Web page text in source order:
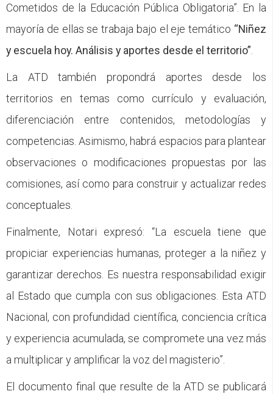
Cometidos de la Educación Pública Obligatoria”. En la
mayoría de ellas se trabaja bajo el eje temático “Niñez
y escuela hoy. Análisis y aportes desde el territorio”
La ATD también propondrá aportes desde los
territorios en temas como currículo y evaluación,
diferenciación entre contenidos, metodologías y
competencias. Asimismo, habrá espacios para plantear
observaciones o modificaciones propuestas por las
comisiones, así como para construir y actualizar redes
conceptuales.
Finalmente, Notari expresó: “La escuela tiene que
propiciar experiencias humanas, proteger a la niñez y
garantizar derechos. Es nuestra responsabilidad exigir
al Estado que cumpla con sus obligaciones. Esta ATD
Nacional, con profundidad científica, conciencia crítica
y experiencia acumulada, se compromete una vez más
a multiplicar y amplificar la voz del magisterio”.
El documento final que resulte de la ATD se publicará